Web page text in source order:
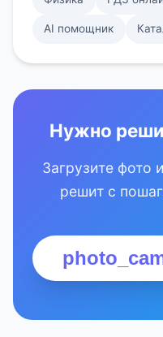
AI помощник
Нужно
Загрузите фото
решит с